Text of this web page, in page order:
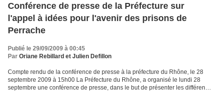
Conférence de presse de la Préfecture sur
l'appel à idées pour l'avenir des prisons de
Perrache
Publié le 29/09/2009 à 00:45
Par Oriane Rebillard et Julien Defillon
Compte rendu de la conférence de presse à la préfecture du Rhône, le 28
septembre 2009 à 15h00 La Préfecture du Rhône, a organisé le lundi 28
septembre une conférence de presse, dans le but de présenter les différents